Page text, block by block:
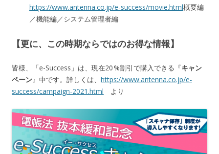
https://www.antenna.co.jp/e-success/movie.html概要編
／機能編／システム管理者編
【更に、この時期ならではのお得な情報】
皆様、「e-Success」は、現在20 %割引で購入できる『キャン
ペーン』中です。詳しくは、 https://www.antenna.co.jp/e-
success/campaign-2021.html より